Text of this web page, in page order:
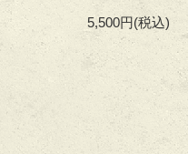
5,500円(税込)